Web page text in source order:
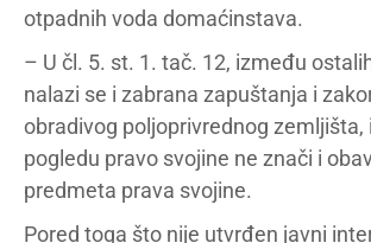
otpadnih voda domaćinstava.
– U čl. 5. st. 1. tač. 12, između
nalazi se i zabrana zapuštanja i
obradivog poljoprivrednog zemljišta,
pogledu pravo svojine ne znači i
predmeta prava svojine.
Pored toga što nije utvrđen javni